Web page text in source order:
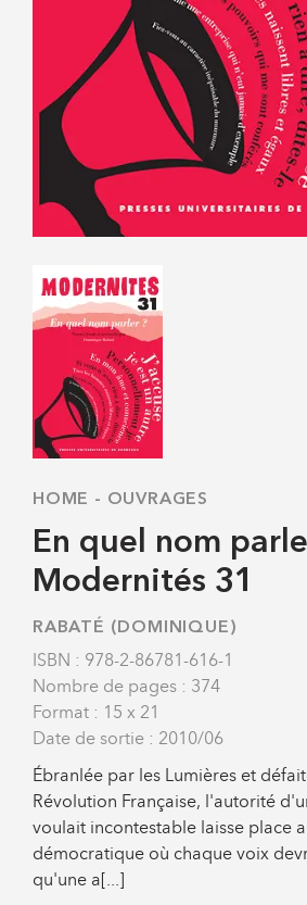
HOME - OUVRAGES
En quel nom
Modernités 31
RABATÉ (DOMINIQUE)
ISBN : 978-2-86781-616-1
Nombre de pages : 374
Format : 15 x 21
Date de sortie : 2010/06
Ébranlée par les Lumières et
Révolution Française, l'autorité
voulait incontestable laisse place
démocratique où chaque voix
qu'une a[...]